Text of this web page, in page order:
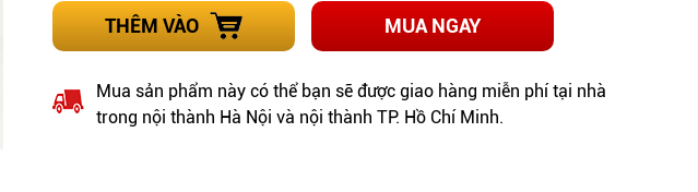
THÊM VÀO MUA NGAY
Mua sản phẩm này có thể bạn sẽ được giao hàng miễn phí tại nhà
trong nội thành Hà Nội và nội thành TP. Hồ Chí Minh.